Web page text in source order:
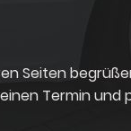
Seiten
Termin